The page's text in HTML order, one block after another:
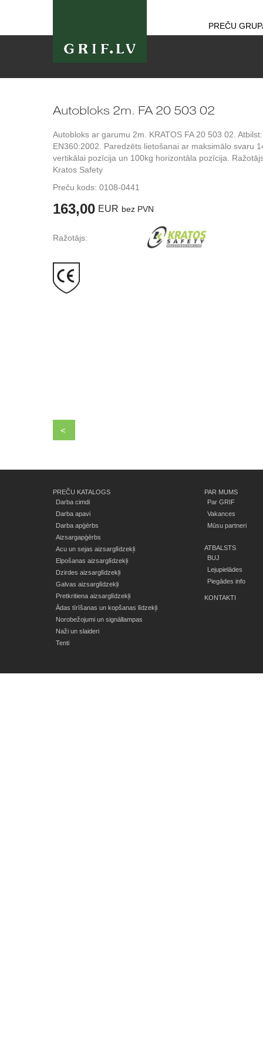
PREČU
Autobloks 2m. FA 20 503 02
Autobloks ar garumu 2m. KRATOS FA 20 503 02. Atbilst:
EN360:2002. Paredzēts lietošanai ar maksimālo svaru
vertikālai pozīcija un 100kg horizontāla pozīcija.
Kratos Safety
Preču kods: 0108-0441
163,00 EUR bez PVN
Ražotājs:
<
PREČU KATALOGS
Darba cimdi
Darba apavi
Darba apģērbs
Aizsargapģērbs
Acu un sejas aizsarglīdzekļi
Elpošanas aizsarglīdzekļi
Dzirdes aizsarglīdzekļi
Galvas aizsarglīdzekļi
Pretkritiena aizsarglīdzekļi
Ādas tīrīšanas un kopšanas līdzekļi
Norobežojumi un signāllampas
Naži un slaideri
Tenti
PAR MUMS
Par GRIF
Vakances
Mūsu partneri
ATBALSTS
BUJ
Lejupielādes
Piegādes info
KONTAKTI